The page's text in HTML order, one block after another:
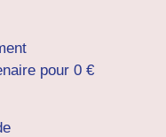
pour 0 €